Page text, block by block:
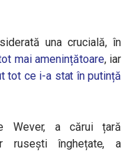
una crucială, în
mai amenințătoare, iar
tot ce i-a stat în putință
Wever, a cărui țară
rusești înghețate, a